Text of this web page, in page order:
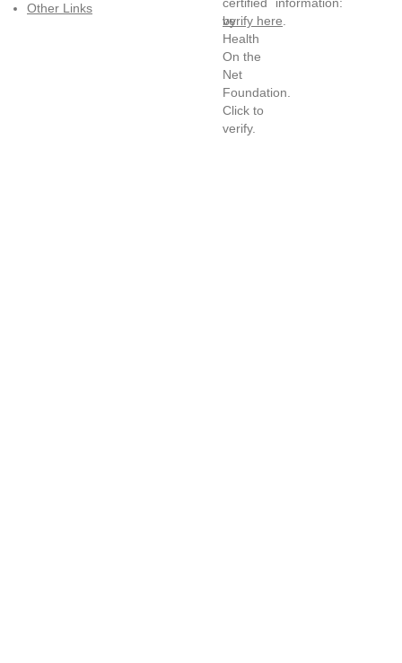
Other Links
verify here